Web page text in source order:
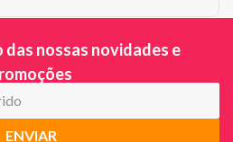
nossas novidades e
ENVIAR